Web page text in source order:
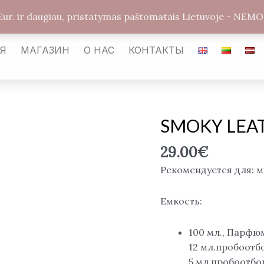
МАГАЗИН О НАС КОНТАКТЫ
SMOKY
29.00€
Рекомендуется для:
Емкость:
100 мл.,
12
5
Количество
товара
SMOKY
LEATHER
EDP
ir daugiau, pristatymas paštomatais Lietuvoje -